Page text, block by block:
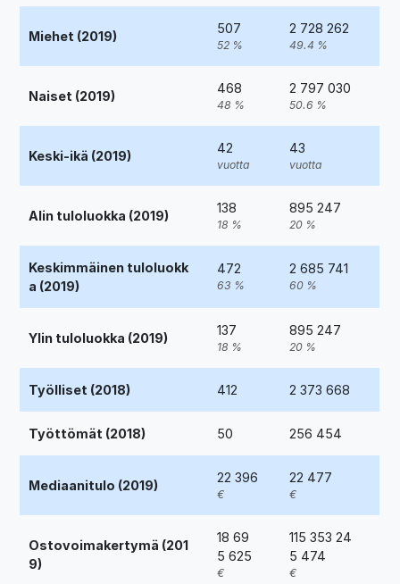
Miehet (2019)
507
52 %
2 728 262
49.4 %
Naiset (2019)
468
48 %
2 797 030
50.6 %
Keski-ikä (2019)
42
vuotta
43
vuotta
Alin tuloluokka (2019)
138
18 %
895 247
20 %
Keskimmäinen tuloluokk
a (2019)
472
63 %
2 685 741
60 %
Ylin tuloluokka (2019)
137
18 %
895 247
20 %
Työlliset (2018) 412 2 373 668
Työttömät (2018) 50 256 454
Mediaanitulo (2019)
22 396
€
22 477
€
Ostovoimakertymä (201
9)
18 69
5 625
€
115 353 24
5 474
€